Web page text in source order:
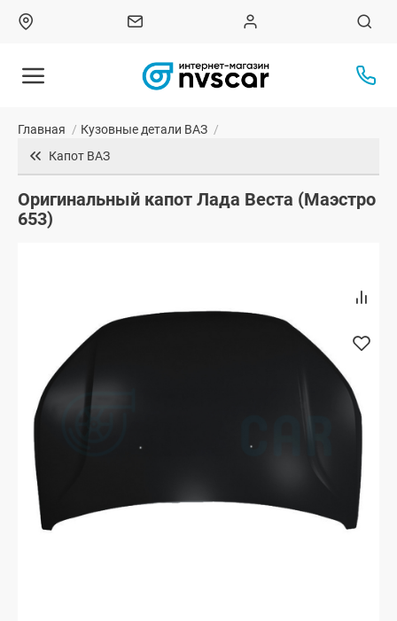
Главная / Кузовные детали ВАЗ /
Капот ВАЗ
Оригинальный капот Лада Веста (Маэстро
653)